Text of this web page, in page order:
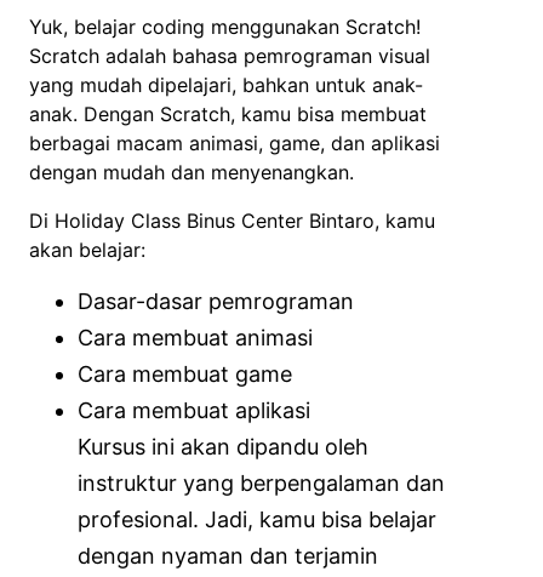
Yuk, belajar coding menggunakan Scratch!
Scratch adalah bahasa pemrograman visual
yang mudah dipelajari, bahkan untuk anak-
anak. Dengan Scratch, kamu bisa membuat
berbagai macam animasi, game, dan aplikasi
dengan mudah dan menyenangkan.
Di Holiday Class Binus Center Bintaro, kamu
akan belajar:
Dasar-dasar pemrograman
Cara membuat animasi
Cara membuat game
Cara membuat aplikasi
Kursus ini akan dipandu oleh
instruktur yang berpengalaman dan
profesional. Jadi, kamu bisa belajar
dengan nyaman dan terjamin